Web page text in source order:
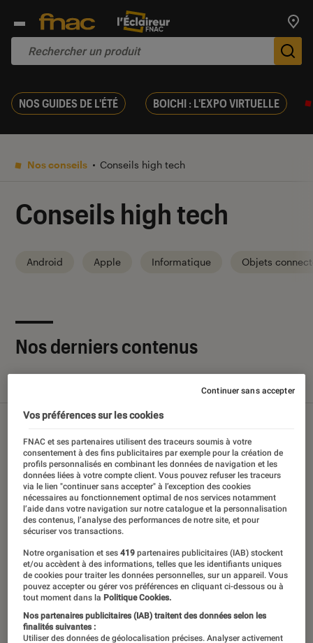
NOS GUIDES DE L'ÉTÉ BOICHI : L'EXPO VIRTUELLE
Nos conseils Conseils high tech
Conseils high tech
Android Apple Informatique Objets
Nos derniers contenus
Sélections et guides Tests
Vos préférences sur les cookies
FNAC et ses partenaires utilisent des traceurs soumis à votre
consentement à des fins publicitaires par exemple pour la création de
profils personnalisés en combinant les données de navigation et les
données liées à votre compte client. Vous pouvez refuser les traceurs
via le lien "continuer sans accepter" à l’exception des cookies
nécessaires au fonctionnement optimal de nos services notamment
l’aide dans votre navigation sur notre catalogue et la personnalisation
des contenus, l’analyse des performances de notre site, et pour
sécuriser vos transactions.
Notre organisation et ses419 partenaires publicitaires (IAB) stockent
et/ou accèdent à des informations, telles que les identifiants uniques
de cookies pour traiter les données personnelles, sur un appareil. Vous
pouvez accepter ou gérer vos préférences en cliquant ci-dessous ou à
tout moment dans la Politique Cookies.
Nos partenaires publicitaires (IAB) traitent des données selon les
finalités suivantes :
Utiliser des données de géolocalisation précises. Analyser activement
Continuer sans accepter